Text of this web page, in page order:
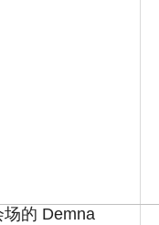
的 Demna